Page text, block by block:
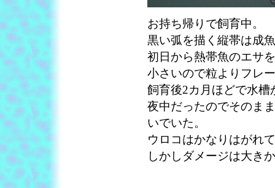
お持ち帰りで飼育中。
黒い弧を描く縦帯は成
初日から熱帯魚のエサ
小さいので粒よりフレ
飼育後2カ月ほどで水
夜中だったのでそのま
いでいた。
ウロコはかなりはがれ
しかしダメージは大き